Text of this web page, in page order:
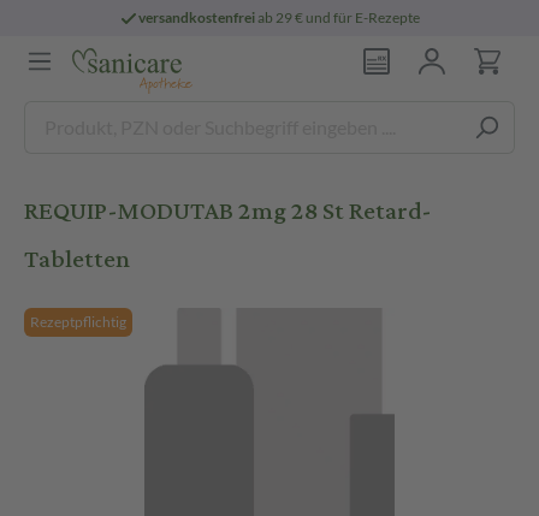
versandkostenfreiab 29 € und für E-Rezepte
REQUIP-MODUTAB 2mg 28 St Retard-
Tabletten
Rezeptpflichtig